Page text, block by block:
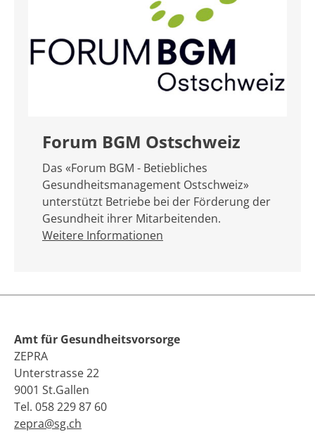
Forum BGM Ostschweiz
Das «Forum BGM - Betiebliches
Gesundheitsmanagement Ostschweiz»
unterstützt Betriebe bei der Förderung der
Gesundheit ihrer Mitarbeitenden.
Weitere Informationen
Amt für Gesundheitsvorsorge
ZEPRA
Unterstrasse 22
9001 St.Gallen
Tel. 058 229 87 60
zepra@sg.ch